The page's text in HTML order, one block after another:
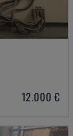
12.000 €